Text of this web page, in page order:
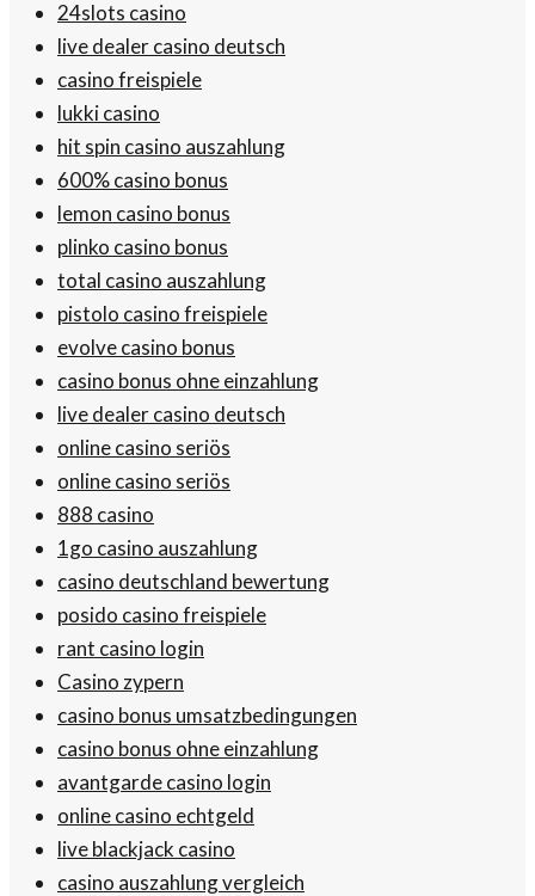
24slots casino
live dealer casino deutsch
casino freispiele
lukki casino
hit spin casino auszahlung
600% casino bonus
lemon casino bonus
plinko casino bonus
total casino auszahlung
pistolo casino freispiele
evolve casino bonus
casino bonus ohne einzahlung
live dealer casino deutsch
online casino seriös
online casino seriös
888 casino
1go casino auszahlung
casino deutschland bewertung
posido casino freispiele
rant casino login
Casino zypern
casino bonus umsatzbedingungen
casino bonus ohne einzahlung
avantgarde casino login
online casino echtgeld
live blackjack casino
casino auszahlung vergleich